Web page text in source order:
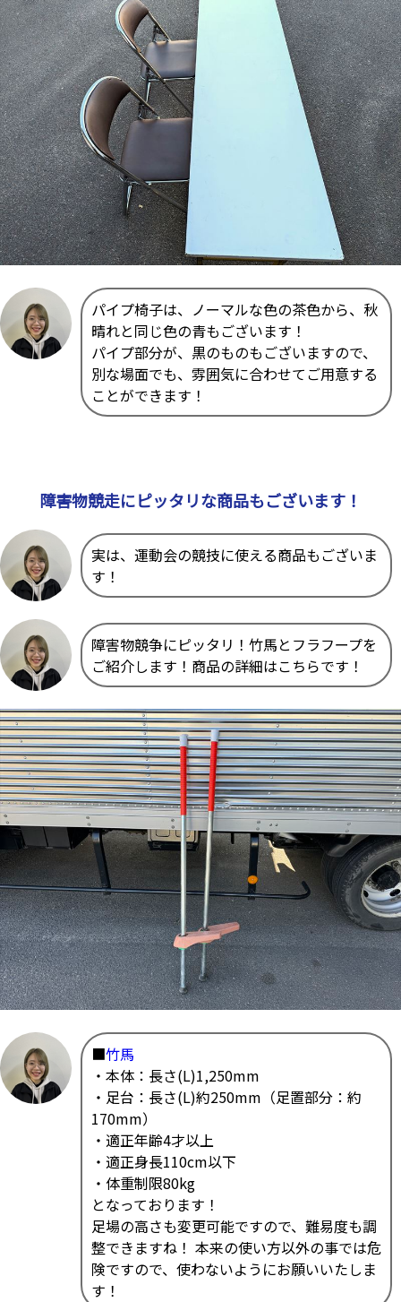
パイプ椅子は、ノーマルな色の茶色から、秋
晴れと同じ色の青もございます！
パイプ部分が、黒のものもございますので、
別な場面でも、雰囲気に合わせてご用意する
ことができます！
障害物競走にピッタリな商品もございます！
実は、運動会の競技に使える商品もございま
す！
障害物競争にピッタリ！竹馬とフラフープを
ご紹介します！商品の詳細はこちらです！
■竹馬
・本体：長さ(L)1,250mm
・足台：長さ(L)約250mm（足置部分：約
170mm）
・適正年齢4才以上
・適正身長110cm以下
・体重制限80kg
となっております！
足場の高さも変更可能ですので、難易度も調
整できますね！ 本来の使い方以外の事では危
険ですので、使わないようにお願いいたしま
す！